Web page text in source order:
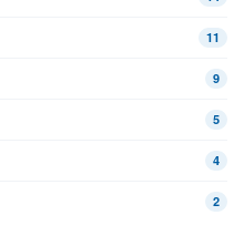
11
9
5
4
2